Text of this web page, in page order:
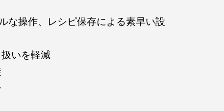
な操作、レシピ保存による素早い設
いを軽減